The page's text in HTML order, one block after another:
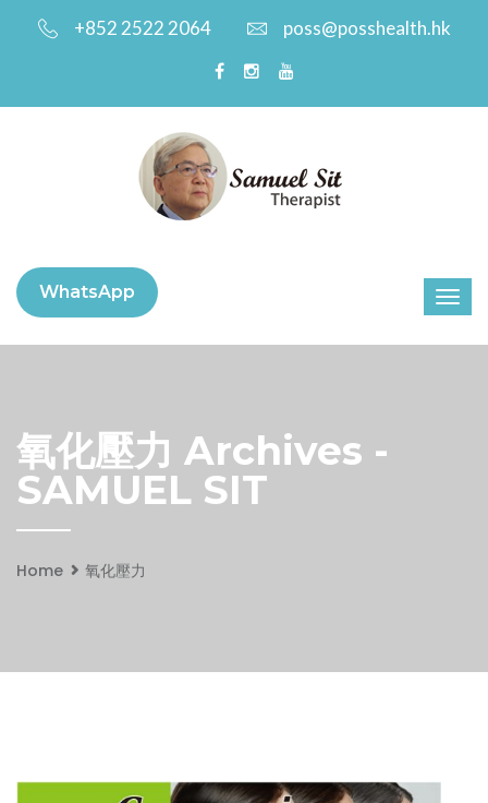
+852 2522 2064 poss@posshealth.hk
WhatsApp
氧化壓力 Archives -
SAMUEL SIT
Home 氧化壓力